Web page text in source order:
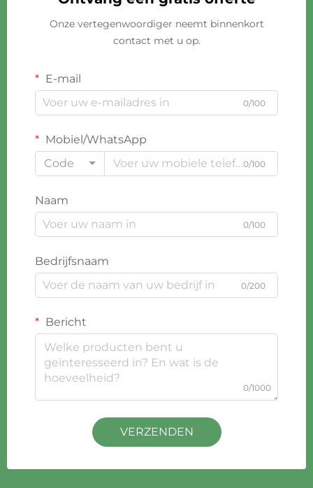
Onze vertegenwoordiger neemt binnenkort
contact met u op.
E-mail
0/100
Mobiel/WhatsApp
Code
0/100
Naam
0/100
Bedrijfsnaam
0/200
Bericht
0/1000
VERZENDEN